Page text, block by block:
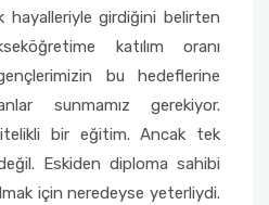
hayalleriyle girdiğini belirten
katılım oranı
bu hedeflerine
sunmamız gerekiyor.
bir eğitim. Ancak tek
Eskiden diploma sahibi
için neredeyse yeterliydi.